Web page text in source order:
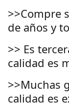
>>Compre
de años y
>> Es
calidad es
>>Muchas
calidad es